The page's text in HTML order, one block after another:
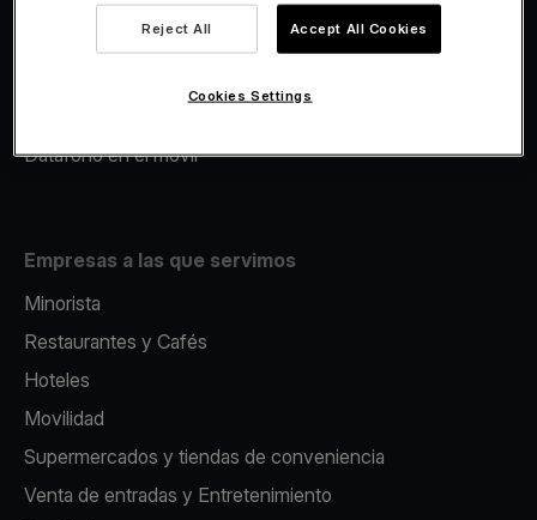
Avance Comercial
Datáfono en el movil
Empresas a las que servimos
Minorista
Restaurantes y Cafés
Hoteles
Movilidad
Supermercados y tiendas de conveniencia
Venta de entradas y Entretenimiento
Reject All Accept All Cookies
Cookies Settings